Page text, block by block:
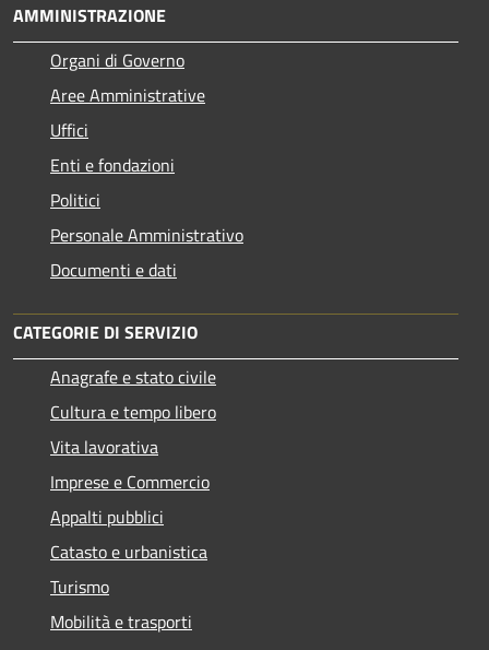
AMMINISTRAZIONE
Organi di Governo
Aree Amministrative
Uffici
Enti e fondazioni
Politici
Personale Amministrativo
Documenti e dati
CATEGORIE DI SERVIZIO
Anagrafe e stato civile
Cultura e tempo libero
Vita lavorativa
Imprese e Commercio
Appalti pubblici
Catasto e urbanistica
Turismo
Mobilità e trasporti